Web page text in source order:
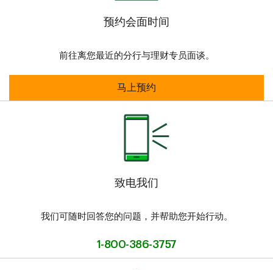
预约会面时间
前往离您最近的分行与理财专员面谈。
马上预约
致电我们
我们可随时回答您的问题，并帮助您开始行动。
1-800-386-3757